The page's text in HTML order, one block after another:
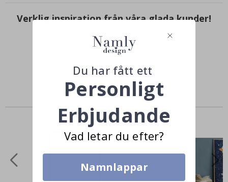
Verklig inspiration från våra glada kunder!
Tagga ditt med #namly_design
Andra köpte också
Du har fått ett
Personligt
Erbjudande
Vad letar du efter?
Namnlappar